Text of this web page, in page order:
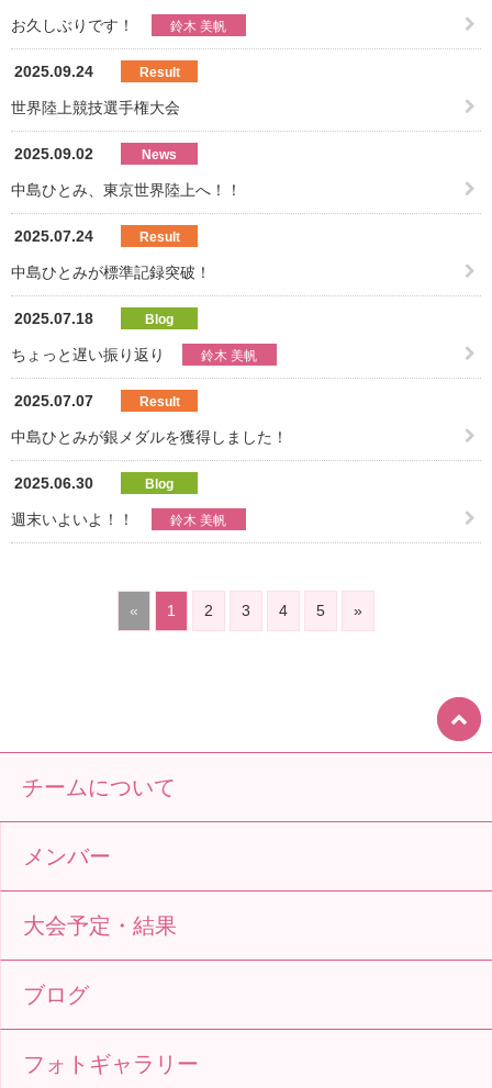
お久しぶりです！ 鈴木 美帆
2025.09.24 Result
世界陸上競技選手権大会
2025.09.02 News
中島ひとみ、東京世界陸上へ！！
2025.07.24 Result
中島ひとみが標準記録突破！
2025.07.18 Blog
ちょっと遅い振り返り 鈴木 美帆
2025.07.07 Result
中島ひとみが銀メダルを獲得しました！
2025.06.30 Blog
週末いよいよ！！ 鈴木 美帆
« 1 2 3 4 5 »
チームについて
メンバー
大会予定・結果
ブログ
フォトギャラリー